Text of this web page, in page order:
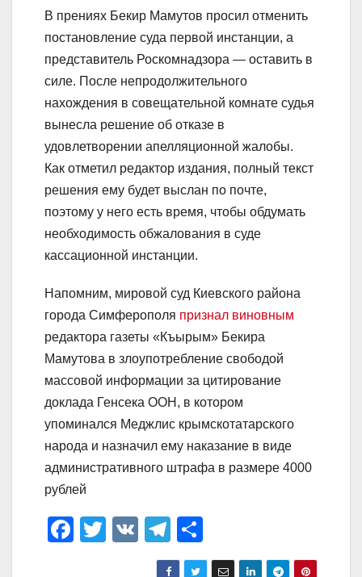
В прениях Бекир Мамутов просил отменить
постановление суда первой инстанции, а
представитель Роскомнадзора — оставить в
силе. После непродолжительного
нахождения в совещательной комнате судья
вынесла решение об отказе в
удовлетворении апелляционной жалобы.
Как отметил редактор издания, полный текст
решения ему будет выслан по почте,
поэтому у него есть время, чтобы обдумать
необходимость обжалования в суде
кассационной инстанции.
Напомним, мировой суд Киевского района
города Симферополя признал виновным
редактора газеты «Къырым» Бекира
Мамутова в злоупотребление свободой
массовой информации за цитирование
доклада Генсека ООН, в котором
упоминался Меджлис крымскотатарского
народа и назначил ему наказание в виде
административного штрафа в размере 4000
рублей
F
T
V
T
el тп